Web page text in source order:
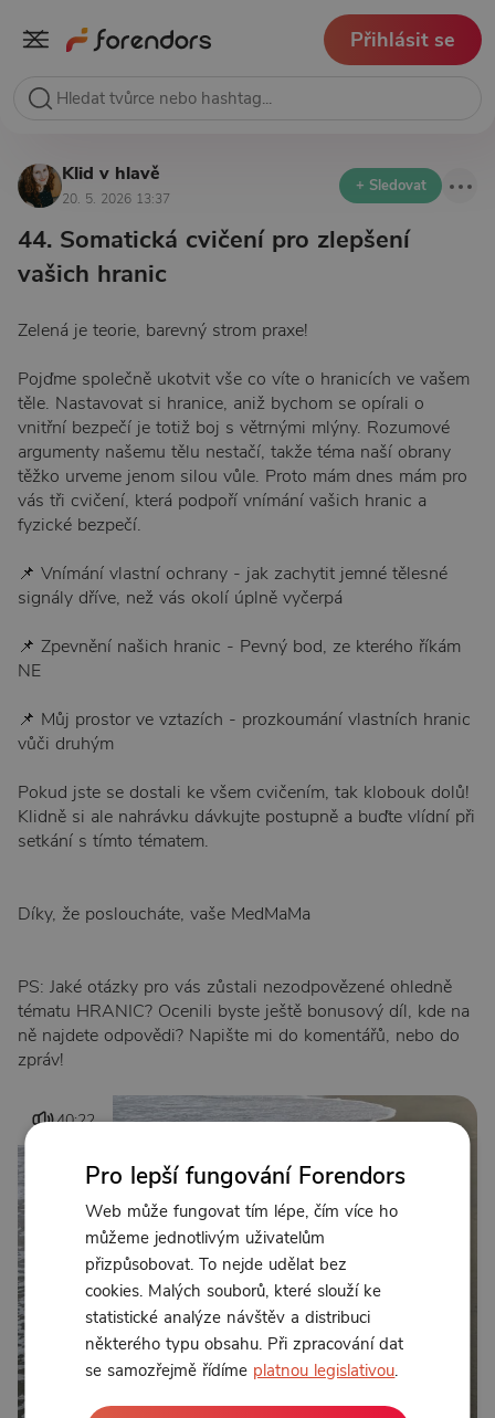
Přihlásit se
Klid v hlavě
20. 5. 2026 13:37
+ Sledovat
44. Somatická cvičení pro zlepšení
vašich hranic
Zelená je teorie, barevný strom praxe!
Pojďme společně ukotvit vše co víte o hranicích ve vašem
těle. Nastavovat si hranice, aniž bychom se opírali o
vnitřní bezpečí je totiž boj s větrnými mlýny. Rozumové
argumenty našemu tělu nestačí, takže téma naší obrany
těžko urveme jenom silou vůle. Proto mám dnes mám pro
vás tři cvičení, která podpoří vnímání vašich hranic a
fyzické bezpečí.
📌 Vnímání vlastní ochrany - jak zachytit jemné tělesné
signály dříve, než vás okolí úplně vyčerpá
📌 Zpevnění našich hranic - Pevný bod, ze kterého říkám
NE
📌 Můj prostor ve vztazích - prozkoumání vlastních hranic
vůči druhým
Pokud jste se dostali ke všem cvičením, tak klobouk dolů!
Klidně si ale nahrávku dávkujte postupně a buďte vlídní při
setkání s tímto tématem.
Díky, že posloucháte, vaše MedMaMa
PS: Jaké otázky pro vás zůstali nezodpovězené ohledně
tématu HRANIC? Ocenili byste ještě bonusový díl, kde na
ně najdete odpovědi? Napište mi do komentářů, nebo do
zpráv!
40:22
Pro lepší fungování Forendors
Web může fungovat tím lépe, čím více ho
můžeme jednotlivým uživatelům
přizpůsobovat. To nejde udělat bez
cookies. Malých souborů, které slouží ke
statistické analýze návštěv a distribuci
některého typu obsahu. Při zpracování dat
se samozřejmě řídíme platnou legislativou.